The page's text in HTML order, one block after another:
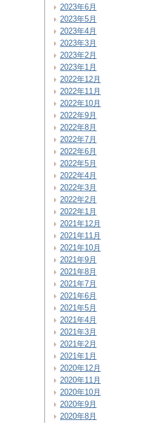
2023年6月
2023年5月
2023年4月
2023年3月
2023年2月
2023年1月
2022年12月
2022年11月
2022年10月
2022年9月
2022年8月
2022年7月
2022年6月
2022年5月
2022年4月
2022年3月
2022年2月
2022年1月
2021年12月
2021年11月
2021年10月
2021年9月
2021年8月
2021年7月
2021年6月
2021年5月
2021年4月
2021年3月
2021年2月
2021年1月
2020年12月
2020年11月
2020年10月
2020年9月
2020年8月